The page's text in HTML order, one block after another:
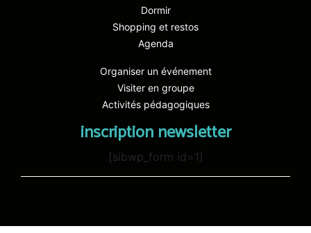
Dormir
Shopping et restos
Agenda
Organiser un événement
Visiter en groupe
Activités pédagogiques
inscription newsletter
[sibwp_form id=1]